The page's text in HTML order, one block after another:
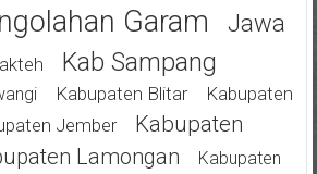
Garam
Jawa
Kab Sampang
Kabupaten Blitar
Kabupaten
Jember
Kabupaten
Lamongan
Kabupaten